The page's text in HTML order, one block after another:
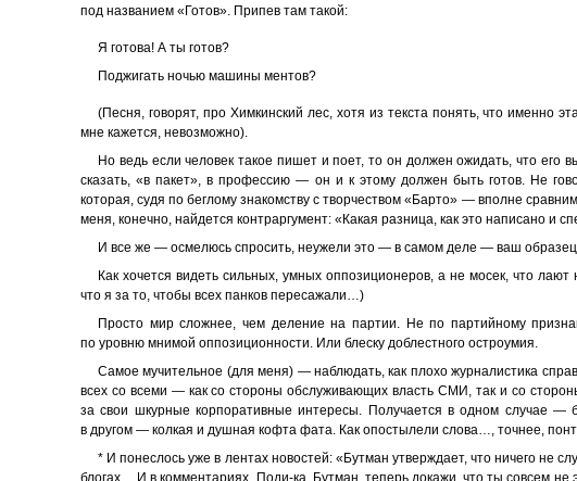
под названием «Готов». Припев там такой:
Я готова! А ты готов?
Поджигать ночью машины ментов?
(Песня, говорят, про Химкинский лес, хотя из текста понять, что именно
мне кажется, невозможно).
Но ведь если человек такое пишет и поет, то он должен ожидать, что его
сказать, «в пакет», в профессию — он и к этому должен быть готов. Не
которая, судя по беглому знакомству с творчеством «Барто» — вполне
меня, конечно, найдется контраргумент: «Какая разница, как это написано и
И все же — осмелюсь спросить, неужели это — в самом деле — ваш
Как хочется видеть сильных, умных оппозиционеров, а не мосек, что
что я за то, чтобы всех панков пересажали…)
Просто мир сложнее, чем деление на партии. Не по партийному
по уровню мнимой оппозиционности. Или блеску доблестного остроумия.
Самое мучительное (для меня) — наблюдать, как плохо журналистика
всех со всеми — как со стороны обслуживающих власть СМИ, так и со
за свои шкурные корпоративные интересы. Получается в одном случае —
в другом — колкая и душная кофта фата. Как опостылели слова…, точнее,
* И понеслось уже в лентах новостей: «Бутман утверждает, что ничего не
блогах… И в комментариях. Поди-ка, Бутман, теперь докажи, что ты совсем